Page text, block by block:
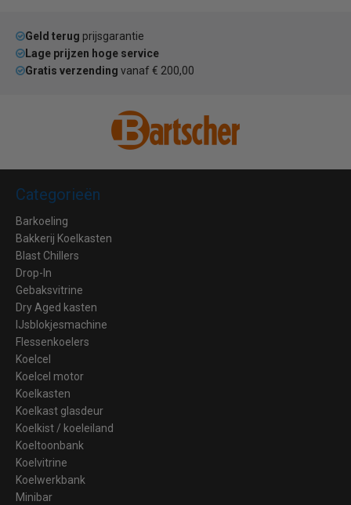
Geld terug prijsgarantie
Lage prijzen hoge service
Gratis verzending vanaf € 200,00
Categorieën
Barkoeling
Bakkerij Koelkasten
Blast Chillers
Drop-In
Gebaksvitrine
Dry Aged kasten
IJsblokjesmachine
Flessenkoelers
Koelcel
Koelcel motor
Koelkasten
Koelkast glasdeur
Koelkist / koeleiland
Koeltoonbank
Koelvitrine
Koelwerkbank
Minibar